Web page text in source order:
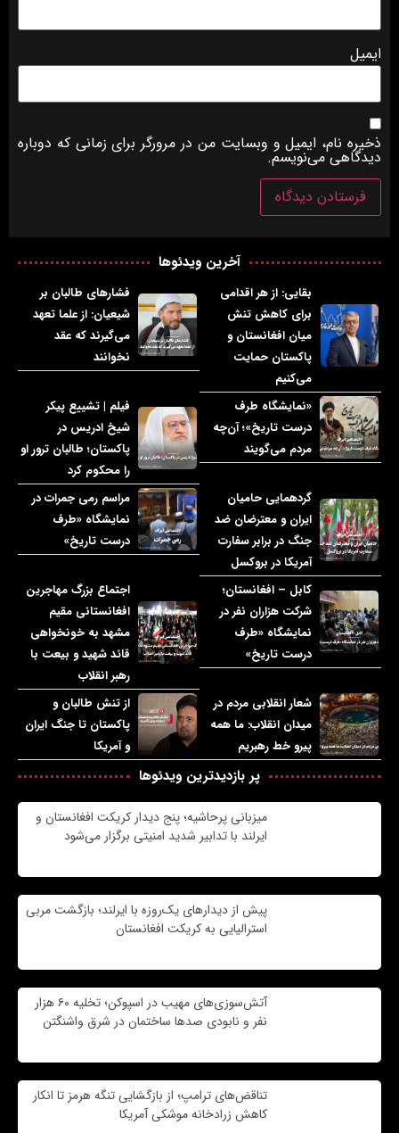
ایمیل
ذخیره نام، ایمیل و وبسایت من در مرورگر برای زمانی که دوباره
دیدگاهی می‌نویسم.
آخرین ویدئوها
بقایی: از هر اقدامی
برای کاهش تنش
میان افغانستان و
پاکستان حمایت
می‌کنیم
فشارهای طالبان بر
شیعیان: از علما تعهد
می‌گیرند که عقد
نخوانند
«نمایشگاه طرف
درست تاریخ»؛ آن‌چه
مردم می‌گویند
فیلم | تشییع پیکر
شیخ ادریس در
پاکستان؛ طالبان ترور او
را محکوم کرد
گردهمایی حامیان
ایران و معترضان ضد
جنگ در برابر سفارت
آمریکا در بروکسل
مراسم رمی جمرات در
نمایشگاه «طرف
درست تاریخ»
کابل – افغانستان؛
شرکت هزاران نفر در
نمایشگاه «طرف
درست تاریخ»
اجتماع بزرگ مهاجرین
افغانستانی مقیم
مشهد به خونخواهی
قائد شهید و بیعت با
رهبر انقلاب
شعار انقلابی مردم در
میدان انقلاب: ما همه
پیرو خط رهبریم
از تنش طالبان و
پاکستان تا جنگ ایران
و آمریکا
پر بازدیدترین ویدئوها
میزبانی پرحاشیه؛ پنج دیدار کریکت افغانستان و
ایرلند با تدابیر شدید امنیتی برگزار می‌شود
پیش از دیدارهای یک‌روزه با ایرلند؛ بازگشت مربی
استرالیایی به کریکت افغانستان
آتش‌سوزی‌های مهیب در اسپوکن؛ تخلیه ۶۰ هزار
نفر و نابودی صدها ساختمان در شرق واشنگتن
تناقض‌های ترامپ؛ از بازگشایی تنگه هرمز تا انکار
کاهش زرادخانه موشکی آمریکا